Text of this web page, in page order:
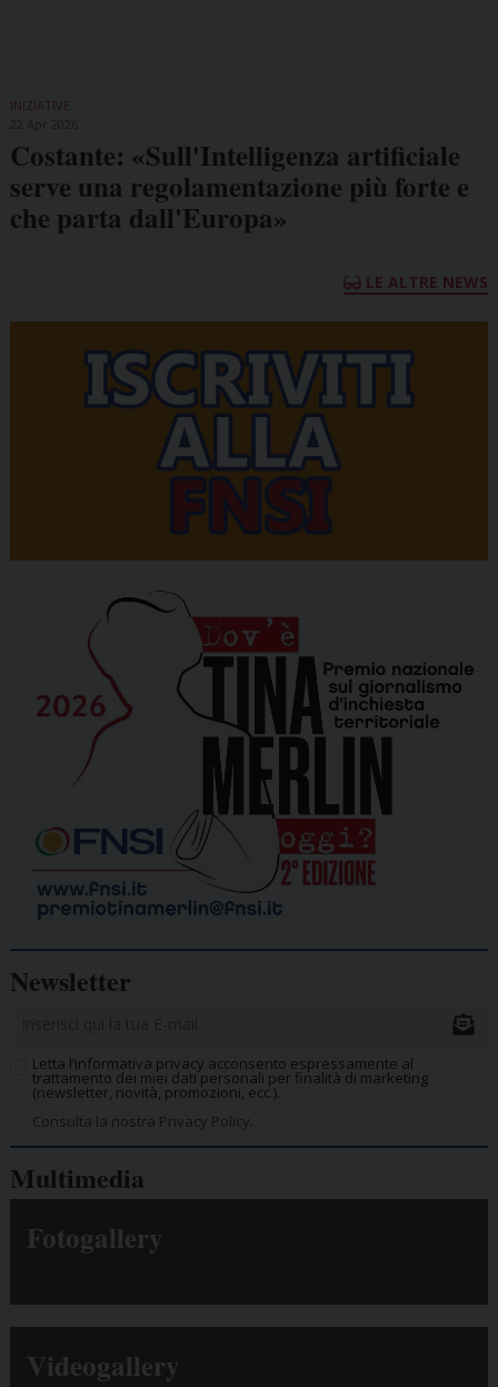
INIZIATIVE
Costante: «Sull'Intelligenza artificiale
serve una regolamentazione più forte e
che parta dall'Europa»
LE ALTRE NEWS
Newsletter
Letta l’informativa privacy acconsento espressamente al
trattamento dei miei dati personali per finalità di marketing
(newsletter, novità, promozioni, ecc.).
Consulta la nostra Privacy Policy.
Multimedia
Fotogallery
Videogallery